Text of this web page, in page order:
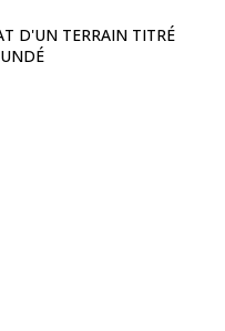
D'UN TERRAIN TITRÉ